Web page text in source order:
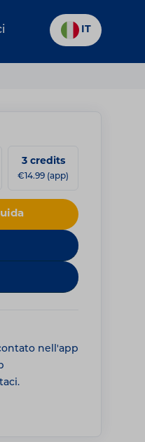
IT
3 credits
€14.99 (app)
nell'app